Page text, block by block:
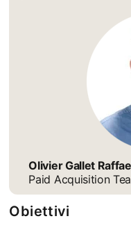
Olivier Gallet
Paid Acquisition
Obiettivi